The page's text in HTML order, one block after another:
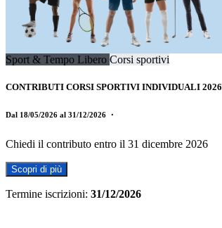
Sport & Tempo Libero Corsi sportivi
CONTRIBUTI CORSI SPORTIVI INDIVIDUALI 2026
Dal 18/05/2026 al 31/12/2026 ・
Chiedi il contributo entro il 31 dicembre 2026
Scopri di più
Termine iscrizioni: 31/12/2026